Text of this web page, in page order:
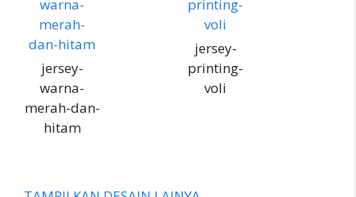
jersey-
warna-
merah-dan-
hitam
jersey-
printing-
voli